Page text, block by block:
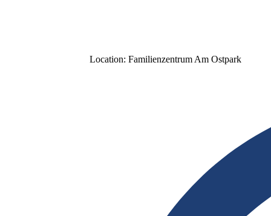
Location: Familienzentrum Am Ostpark